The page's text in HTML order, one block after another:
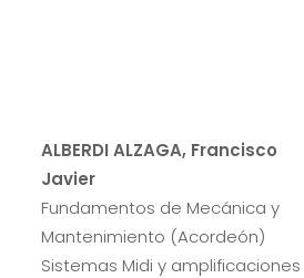
ALBERDI ALZAGA, Francisco
Javier
Fundamentos de Mecánica y
Mantenimiento (Acordeón)
Sistemas Midi y amplificaciones